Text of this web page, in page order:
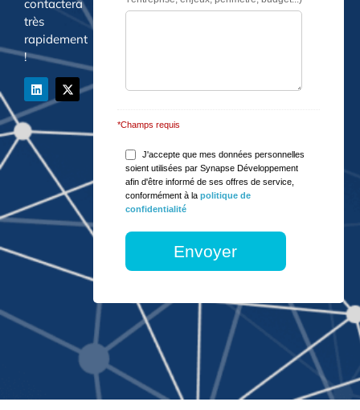
contactera
très
rapidement
!
*Champs requis
J'accepte que mes données personnelles
soient utilisées par Synapse Développement
afin d'être informé de ses offres de service,
conformément à la politique de
confidentialité